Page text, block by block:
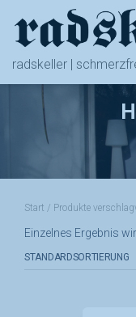
radskeller |
Start / Produkte
Einzelnes Ergebnis